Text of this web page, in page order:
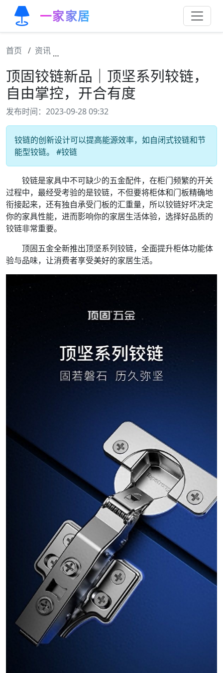
一家家居
首页 资讯
顶固铰链新品｜顶坚系列较链，
自由掌控，开合有度
发布时间：2023-09-28 09:32
铰链的创新设计可以提高能源效率，如自闭式铰链和节
能型铰链。 #铰链
铰链是家具中不可缺少的五金配件，在柜门频繁的开关
过程中，最经受考验的是铰链，不但要将柜体和门板精确地
衔接起来，还有独自承受门板的汇重量，所以铰链好坏决定
你的家具性能，进而影响你的家居生活体验，选择好品质的
铰链非常重要。
顶固五金全新推出顶坚系列铰链，全面提升柜体功能体
验与品味，让消费者享受美好的家居生活。